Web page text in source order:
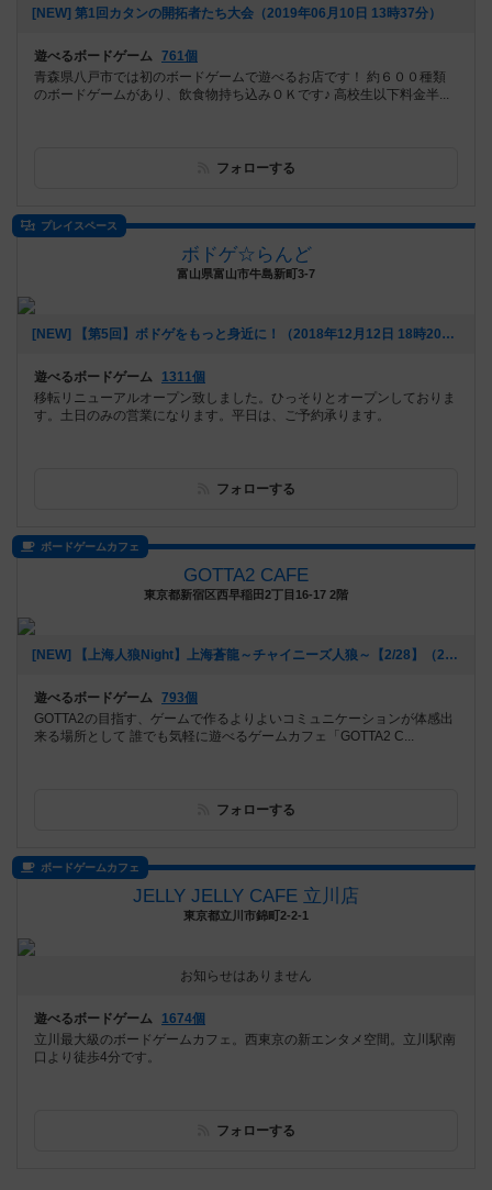
[NEW] 第1回カタンの開拓者たち大会（2019年06月10日 13時37分）
遊べるボードゲーム 761個
青森県八戸市では初のボードゲームで遊べるお店です！ 約６００種類
のボードゲームがあり、飲食物持ち込みＯＫです♪︎ 高校生以下料金半...
フォローする
プレイスペース
ボドゲ☆らんど
富山県富山市牛島新町3-7
[NEW] 【第5回】ボドゲをもっと身近に！（2018年12月12日 18時20分）
遊べるボードゲーム
1311個
移転リニューアルオープン致しました。ひっそりとオープンしておりま
す。土日のみの営業になります。平日は、ご予約承ります。
フォローする
ボードゲームカフェ
GOTTA2 CAFE
東京都新宿区西早稲田2丁目16-17 2階
[NEW] 【上海人狼Night】上海蒼龍～チャイニーズ人狼～【2/28】（2018年02月21日 15時29分）
遊べるボードゲーム 793個
GOTTA2の目指す、ゲームで作るよりよいコミュニケーションが体感出
来る場所として 誰でも気軽に遊べるゲームカフェ「GOTTA2 C...
フォローする
ボードゲームカフェ
JELLY JELLY CAFE 立川店
東京都立川市錦町2-2-1
お知らせはありません
遊べるボードゲーム
1674個
立川最大級のボードゲームカフェ。西東京の新エンタメ空間。立川駅南
口より徒歩4分です。
フォローする